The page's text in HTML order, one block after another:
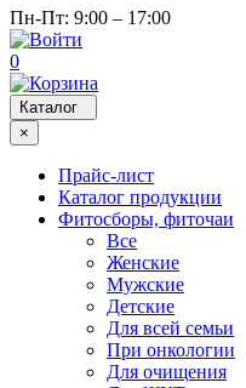
Пн-Пт: 9:00 – 17:00
0
Каталог
×
Прайс-лист
Каталог продукции
Фитосборы, фиточаи
Все
Женские
Мужские
Детские
Для всей семьи
При онкологии
Для очищения